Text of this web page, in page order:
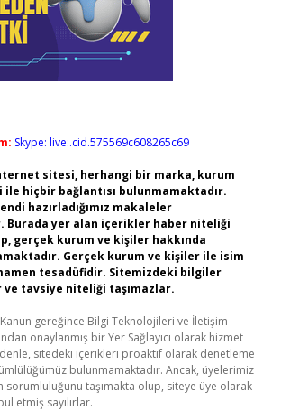
Skype: live:.cid.575569c608265c69
sitesi, herhangi bir marka, kurum
ile hiçbir bağlantısı bulunmamaktadır.
hazırladığımız makaleler
Burada yer alan içerikler haber niteliği
gerçek kurum ve kişiler hakkında
Gerçek kurum ve kişiler ile isim
tesadüfidir. Sitemizdeki bilgiler
tavsiye niteliği taşımazlar.
Kanun gereğince Bilgi Teknolojileri ve İletişim
onaylanmış bir Yer Sağlayıcı olarak hizmet
sitedeki içerikleri proaktif olarak denetleme
bulunmamaktadır. Ancak, üyelerimiz
sorumluluğunu taşımakta olup, siteye üye olarak
etmiş sayılırlar.